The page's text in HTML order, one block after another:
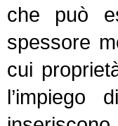
che può
spessore
cui
l’impiego